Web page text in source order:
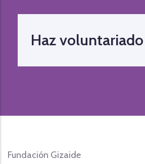
Haz voluntariado
Fundación Gizaide